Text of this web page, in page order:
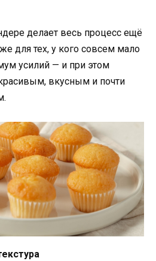
делает весь процесс ещё
для тех, у кого совсем мало
усилий — и при этом
красивым, вкусным и почти